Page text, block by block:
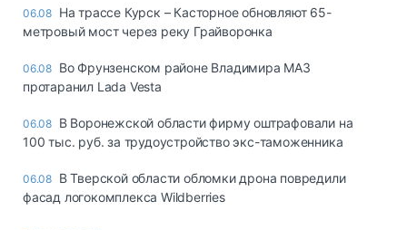
06.08 На трассе Курск – Касторное обновляют 65-
метровый мост через реку Грайворонка
06.08 Во Фрунзенском районе Владимира МАЗ
протаранил Lada Vesta
06.08 В Воронежской области фирму оштрафовали на
100 тыс. руб. за трудоустройство экс-таможенника
06.08 В Тверской области обломки дрона повредили
фасад логокомплекса Wildberries